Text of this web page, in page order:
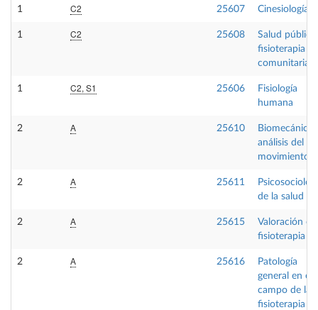
1 C2 25607 Cinesiología
1 C2 25608
Salud pública
fisioterapia
comunitaria
1 C2, S1 25606
Fisiología
humana
2 A 25610
Biomecánica
análisis del
movimiento
2 A 25611
de la salud
2 A 25615
Valoración en
fisioterapia II
2 A 25616
Patología
general en el
campo de la
fisioterapia